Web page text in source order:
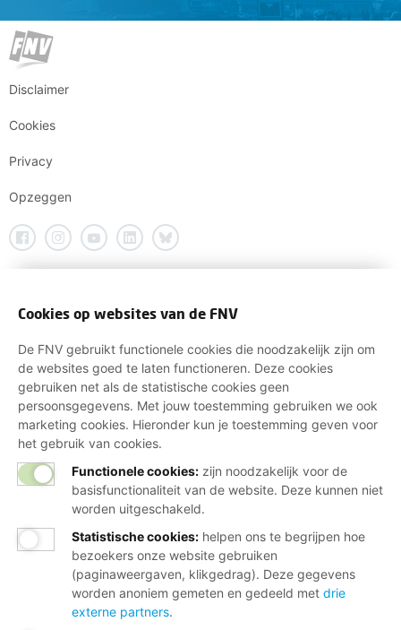
Disclaimer
Cookies
Privacy
Opzeggen
Cookies op websites van de FNV
De FNV gebruikt functionele cookies die noodzakelijk zijn om
de websites goed te laten functioneren. Deze cookies
gebruiken net als de statistische cookies geen
persoonsgegevens. Met jouw toestemming gebruiken we ook
marketing cookies. Hieronder kun je toestemming geven voor
het gebruik van cookies.
Functionele cookies: zijn noodzakelijk voor de
basisfunctionaliteit van de website. Deze kunnen niet
worden uitgeschakeld.
Statistische cookies: helpen ons te begrijpen hoe
bezoekers onze website gebruiken
(paginaweergaven, klikgedrag). Deze gegevens
worden anoniem gemeten en gedeeld met drie
externe partners.